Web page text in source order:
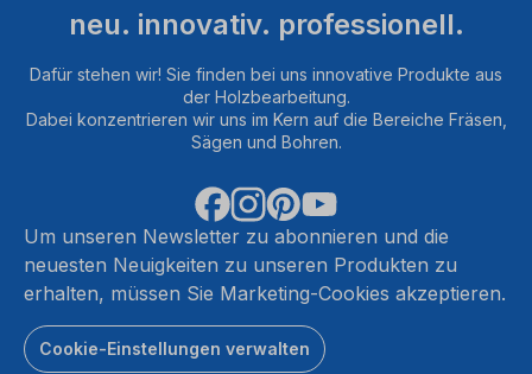
neu. innovativ. professionell.
Dafür stehen wir! Sie finden bei uns innovative Produkte aus
der Holzbearbeitung.
Dabei konzentrieren wir uns im Kern auf die Bereiche Fräsen,
Sägen und Bohren.
Um unseren Newsletter zu abonnieren und die
neuesten Neuigkeiten zu unseren Produkten zu
erhalten, müssen Sie Marketing-Cookies akzeptieren.
Cookie-Einstellungen verwalten